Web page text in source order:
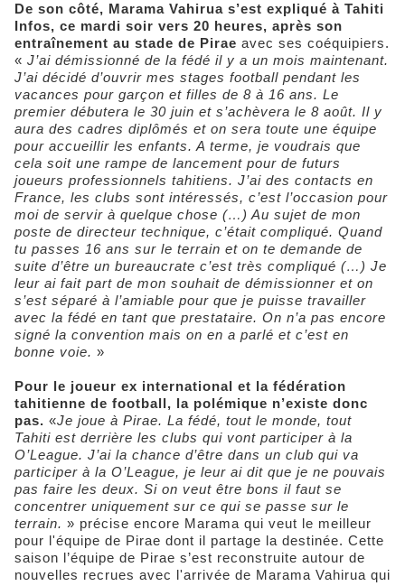
De son côté, Marama Vahirua s’est expliqué à Tahiti
Infos, ce mardi soir vers 20 heures, après son
entraînement au stade de Pirae avec ses coéquipiers.
« J’ai démissionné de la fédé il y a un mois maintenant.
J’ai décidé d’ouvrir mes stages football pendant les
vacances pour garçon et filles de 8 à 16 ans. Le
premier débutera le 30 juin et s’achèvera le 8 août. Il y
aura des cadres diplômés et on sera toute une équipe
pour accueillir les enfants. A terme, je voudrais que
cela soit une rampe de lancement pour de futurs
joueurs professionnels tahitiens. J’ai des contacts en
France, les clubs sont intéressés, c’est l’occasion pour
moi de servir à quelque chose (…) Au sujet de mon
poste de directeur technique, c’était compliqué. Quand
tu passes 16 ans sur le terrain et on te demande de
suite d’être un bureaucrate c’est très compliqué (…) Je
leur ai fait part de mon souhait de démissionner et on
s’est séparé à l’amiable pour que je puisse travailler
avec la fédé en tant que prestataire. On n’a pas encore
signé la convention mais on en a parlé et c’est en
bonne voie. »
Pour le joueur ex international et la fédération
tahitienne de football, la polémique n’existe donc
pas. «Je joue à Pirae. La fédé, tout le monde, tout
Tahiti est derrière les clubs qui vont participer à la
O’League. J’ai la chance d’être dans un club qui va
participer à la O’League, je leur ai dit que je ne pouvais
pas faire les deux. Si on veut être bons il faut se
concentrer uniquement sur ce qui se passe sur le
terrain. » précise encore Marama qui veut le meilleur
pour l'équipe de Pirae dont il partage la destinée. Cette
saison l’équipe de Pirae s’est reconstruite autour de
nouvelles recrues avec l'arrivée de Marama Vahirua qui